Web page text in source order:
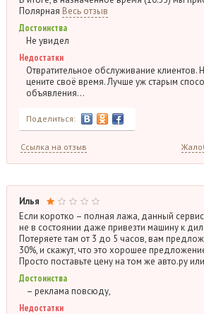
Полярная Весь отзыв
Достоинства
Не увидел
Недостатки
Отвратительное обслуживание клиентов.
цените своё время. Лучше уж старым
объявления…
Поделиться:
Ссылка на отзыв
Илья
Если коротко – полная лажа, данный
не в состоянии даже привезти машину к
Потеряете там от 3 до 5 часов, вам
30%, и скажут, что это хорошее
Просто поставьте цену на том же авто.ру
Достоинства
– реклама повсюду,
Недостатки